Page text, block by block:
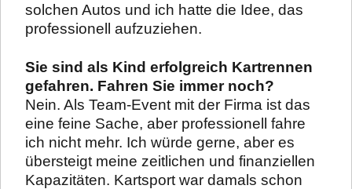
solchen Autos und ich hatte die Idee, das
professionell aufzuziehen.
Sie sind als Kind erfolgreich Kartrennen
gefahren. Fahren Sie immer noch?
Nein. Als Team-Event mit der Firma ist das
eine feine Sache, aber professionell fahre
ich nicht mehr. Ich würde gerne, aber es
übersteigt meine zeitlichen und finanziellen
Kapazitäten. Kartsport war damals schon